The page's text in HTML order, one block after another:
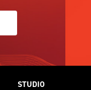
STUDIO